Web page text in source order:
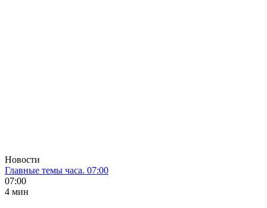
Новости
Главные темы часа. 07:00
07:00
4 мин